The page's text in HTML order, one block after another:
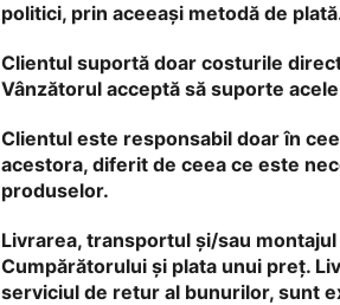
politici, prin aceeași metodă de
Clientul suportă doar costurile
Vânzătorul acceptă să suporte
Clientul este responsabil doar în
acestora, diferit de ceea ce este
produselor.
Livrarea, transportul și/sau
Cumpărătorului și plata unui preț.
serviciul de retur al bunurilor, sunt